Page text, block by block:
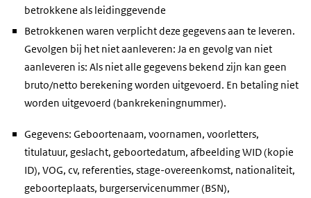
betrokkene als leidinggevende
Betrokkenen waren verplicht deze gegevens aan te leveren.
Gevolgen bij het niet aanleveren: Ja en gevolg van niet
aanleveren is: Als niet alle gegevens bekend zijn kan geen
bruto/netto berekening worden uitgevoerd. En betaling niet
worden uitgevoerd (bankrekeningnummer).
Gegevens: Geboortenaam, voornamen, voorletters,
titulatuur, geslacht, geboortedatum, afbeelding WID (kopie
ID), VOG, cv, referenties, stage-overeenkomst, nationaliteit,
geboorteplaats, burgerservicenummer (BSN),